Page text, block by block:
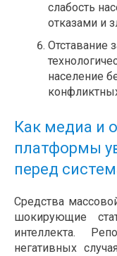
слабость
отказами и
Отставание
население
Как медиа и
платформы
перед
Средства
шокирующие
интеллекта.
негативных